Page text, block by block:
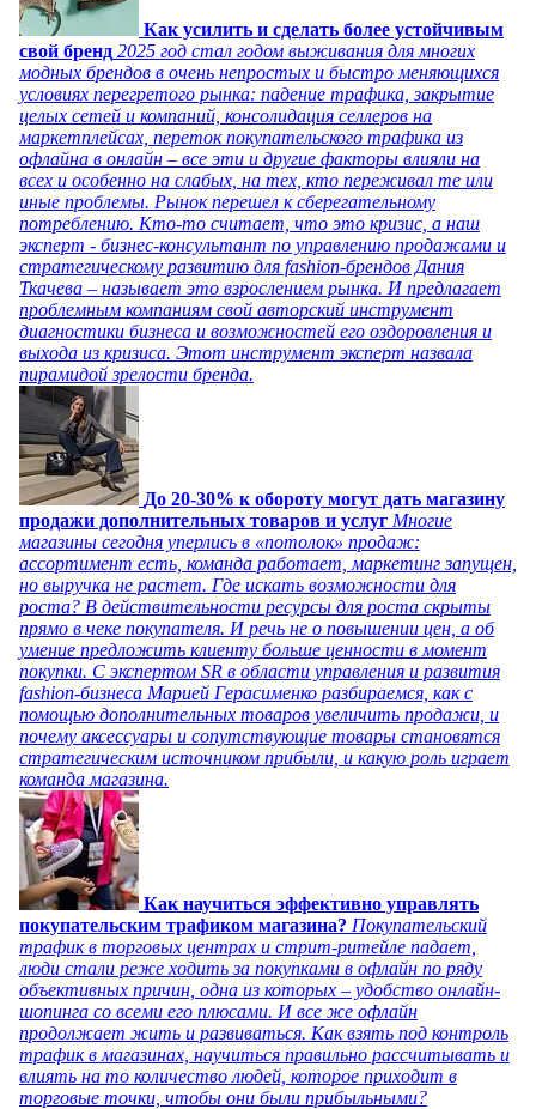
Как усилить и сделать более устойчивым
свой бренд 2025 год стал годом выживания для многих
модных брендов в очень непростых и быстро меняющихся
условиях перегретого рынка: падение трафика, закрытие
целых сетей и компаний, консолидация селлеров на
маркетплейсах, переток покупательского трафика из
офлайна в онлайн – все эти и другие факторы влияли на
всех и особенно на слабых, на тех, кто переживал те или
иные проблемы. Рынок перешел к сберегательному
потреблению. Кто-то считает, что это кризис, а наш
эксперт - бизнес-консультант по управлению продажами и
стратегическому развитию для fashion-брендов Дания
Ткачева – называет это взрослением рынка. И предлагает
проблемным компаниям свой авторский инструмент
диагностики бизнеса и возможностей его оздоровления и
выхода из кризиса. Этот инструмент эксперт назвала
пирамидой зрелости бренда.
До 20-30% к обороту могут дать магазину
продажи дополнительных товаров и услуг Многие
магазины сегодня уперлись в «потолок» продаж:
ассортимент есть, команда работает, маркетинг запущен,
но выручка не растет. Где искать возможности для
роста? В действительности ресурсы для роста скрыты
прямо в чеке покупателя. И речь не о повышении цен, а об
умение предложить клиенту больше ценности в момент
покупки. С экспертом SR в области управления и развития
fashion-бизнеса Марией Герасименко разбираемся, как с
помощью дополнительных товаров увеличить продажи, и
почему аксессуары и сопутствующие товары становятся
стратегическим источником прибыли, и какую роль играет
команда магазина.
Как научиться эффективно управлять
покупательским трафиком магазина? Покупательский
трафик в торговых центрах и стрит-ритейле падает,
люди стали реже ходить за покупками в офлайн по ряду
объективных причин, одна из которых – удобство онлайн-
шопинга со всеми его плюсами. И все же офлайн
продолжает жить и развиваться. Как взять под контроль
трафик в магазинах, научиться правильно рассчитывать и
влиять на то количество людей, которое приходит в
торговые точки, чтобы они были прибыльными?